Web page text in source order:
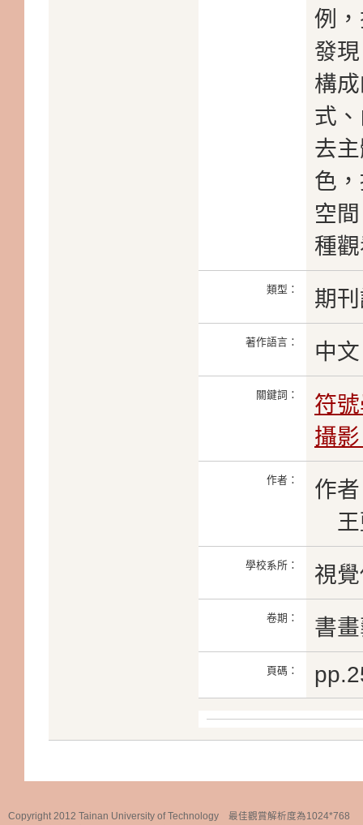
例
發
構
式
去
色
空
種
類型： 期
著作語言： 中文
關鍵詞：
符
攝
作者：
作
王
學校系所： 視
卷期： 書
頁碼：
Copyright 2012 Tainan University of Technology 最佳觀賞解析度為1024*768